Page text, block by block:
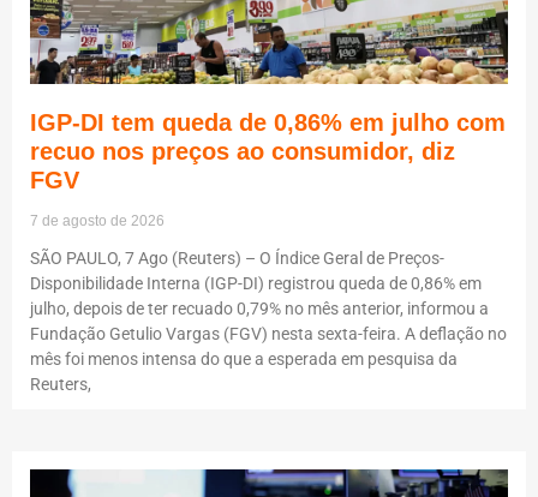
IGP-DI tem queda de 0,86% em julho com
recuo nos preços ao consumidor, diz
FGV
7 de agosto de 2026
SÃO PAULO, 7 Ago (Reuters) – O Índice Geral de Preços-
Disponibilidade Interna (IGP-DI) registrou queda de 0,86% em
julho, depois de ter recuado 0,79% no mês anterior, informou a
Fundação Getulio Vargas (FGV) nesta sexta-feira. A deflação no
mês foi menos intensa do que a esperada em pesquisa da
Reuters,